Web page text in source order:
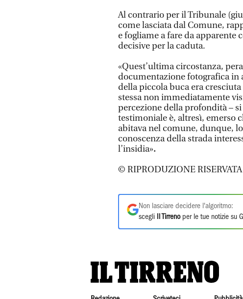
Al contrario per il Tribunale
come lasciata dal Comune,
e fogliame a fare da apparente
decisive per la caduta.
«Quest’ultima circostanza,
documentazione fotografica in
della piccola buca era
stessa non immediatamente
percezione della profondità – si
testimoniale è, altresì, emerso
abitava nel comune, dunque,
conoscenza della strada
l’insidia».
© RIPRODUZIONE RISERVATA
Non lasciare decidere l'algoritmo:
scegli
Il Tirrenoper le tue notizie su